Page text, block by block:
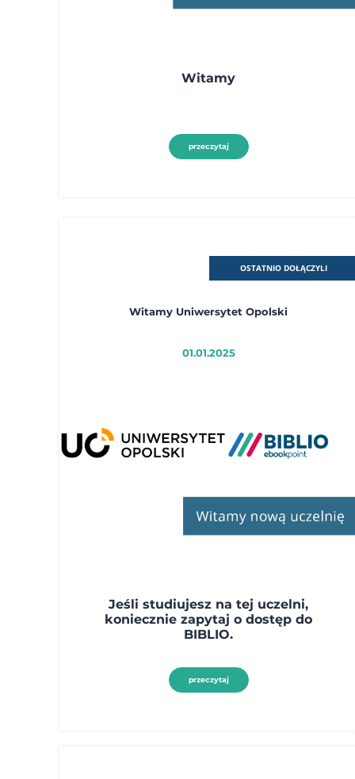
Witamy
przeczytaj
OSTATNIO DOŁĄCZYLI
Witamy Uniwersytet Opolski
01.01.2025
Jeśli studiujesz na tej uczelni,
koniecznie zapytaj o dostęp do
BIBLIO.
przeczytaj